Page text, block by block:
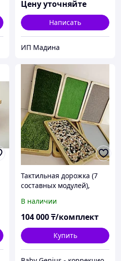
Цену уточняйте
Написать
ИП Мадина
Тактильная дорожка (7
составных модулей),
В наличии
104 000₸/комплект
Купить